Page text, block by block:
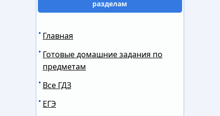
разделам
Главная
Готовые домашние задания по
предметам
Все ГДЗ
ЕГЭ